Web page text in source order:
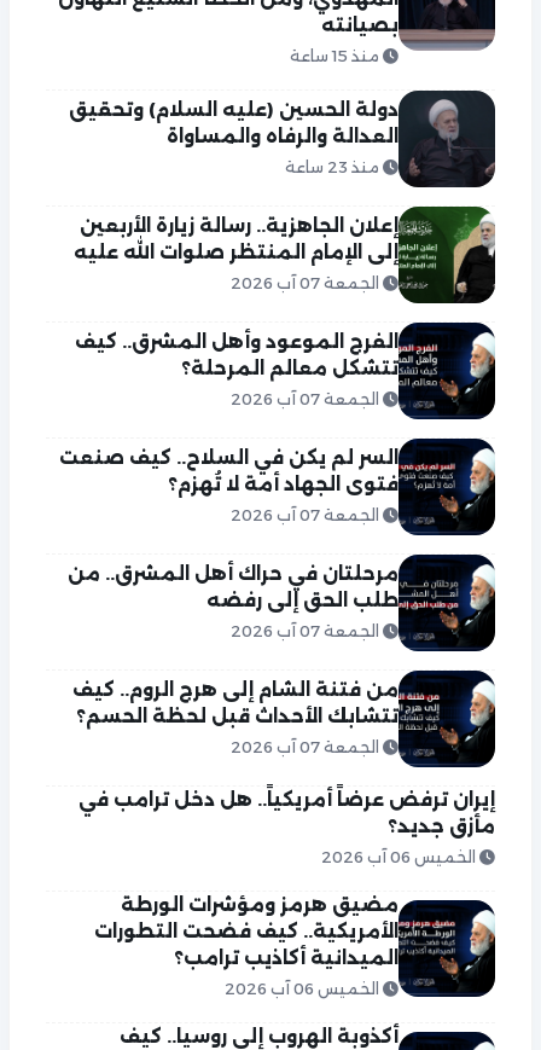
بصيانته
منذ 15 ساعة
دولة الحسين (عليه السلام) وتحقيق
العدالة والرفاه والمساواة
منذ 23 ساعة
إعلان الجاهزية.. رسالة زيارة الأربعين
إلى الإمام المنتظر صلوات الله عليه
الجمعة 07 آب 2026
الفرج الموعود وأهل المشرق.. كيف
تتشكل معالم المرحلة؟
الجمعة 07 آب 2026
السر لم يكن في السلاح.. كيف صنعت
فتوى الجهاد أمة لا تُهزم؟
الجمعة 07 آب 2026
مرحلتان في حراك أهل المشرق.. من
طلب الحق إلى رفضه
الجمعة 07 آب 2026
من فتنة الشام إلى هرج الروم.. كيف
تتشابك الأحداث قبل لحظة الحسم؟
الجمعة 07 آب 2026
إيران ترفض عرضاً أمريكياً.. هل دخل ترامب في
مأزق جديد؟
الخميس 06 آب 2026
مضيق هرمز ومؤشرات الورطة
الأمريكية.. كيف فضحت التطورات
الميدانية أكاذيب ترامب؟
الخميس 06 آب 2026
أكذوبة الهروب إلى روسيا.. كيف